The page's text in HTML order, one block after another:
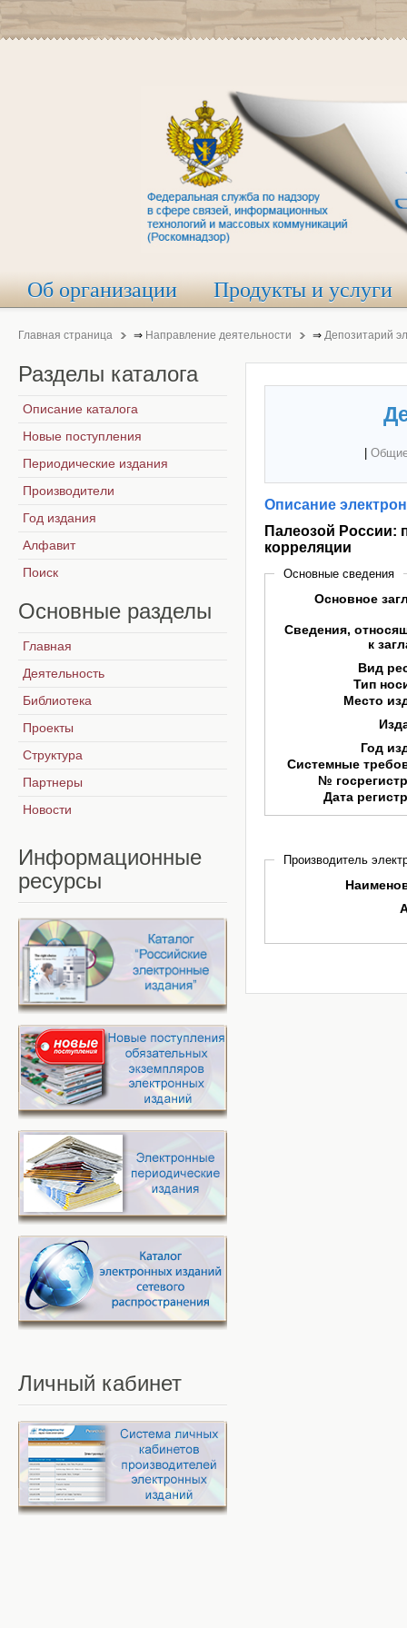
Об организации Продукты и услуги
Главная страница ⇒ Направление деятельности ⇒ Депозитарий
Описание
Палеозой России:
корреляции
Основные сведения
Основное
Сведения,
к
Вид
Тип
Место
Год
Системные
№
Дата
Производитель
Разделы каталога
Описание каталога
Новые поступления
Периодические издания
Производители
Год издания
Алфавит
Поиск
Основные разделы
Главная
Деятельность
Библиотека
Проекты
Структура
Партнеры
Новости
Информационные
ресурсы
Личный кабинет